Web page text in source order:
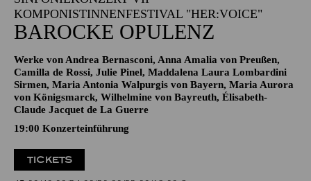
KOMPONISTINNENFESTIVAL "HER:VOICE"
BAROCKE OPULENZ
Werke von Andrea Bernasconi, Anna Amalia von Preußen,
Camilla de Rossi, Julie Pinel, Maddalena Laura Lombardini
Sirmen, Maria Antonia Walpurgis von Bayern, Maria Aurora
von Königsmarck, Wilhelmine von Bayreuth, Élisabeth-
Claude Jacquet de La Guerre
19:00 Konzerteinführung
TICKETS